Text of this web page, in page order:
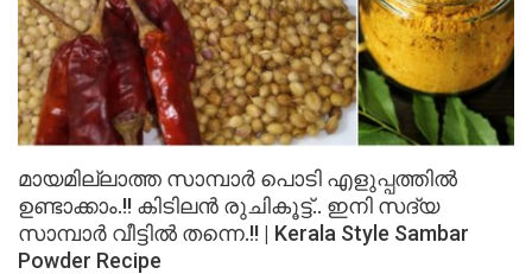
മായമില്ലാത്ത സാമ്പാർ പൊടി എളുപ്പത്തിൽ
ഉണ്ടാക്കാം.!! കിടിലൻ രുചികൂട്ട്.. ഇനി സദ്യ
സാമ്പാർ വീട്ടിൽ തന്നെ.!! | Kerala Style Sambar
Powder Recipe